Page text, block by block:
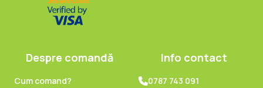
Despre comandă
Cum comand?
Info contact
0787 743 091